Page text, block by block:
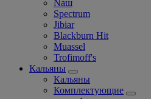
Nаш
Spectrum
Jibiar
Blackburn Hit
Muassel
Trofimoff's
Кальяны
Кальяны
Комплектующие